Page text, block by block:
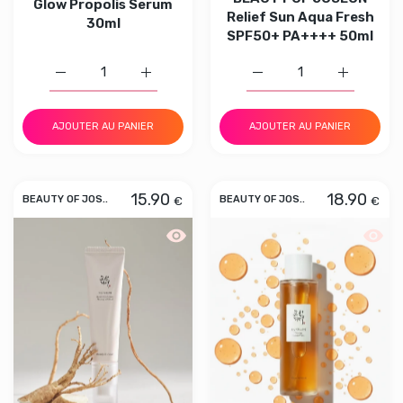
Glow Propolis Serum
30ml
Augmenter la quantité de BEAUTY OF
Augmenter la quantité de BEAUTY OF JOSEON Glow
AJOUTER AU PANIER
Relief Sun Aqua Fresh
SPF50+ PA++++ 50ml
Augmenter la quantité
AJOUTER AU PANIER
BEAUTY OF JOS.. 15.90 €
Aperçu rapide BEAUTY OF JOSEON
BEAUTY OF JOS.. 18.90 €